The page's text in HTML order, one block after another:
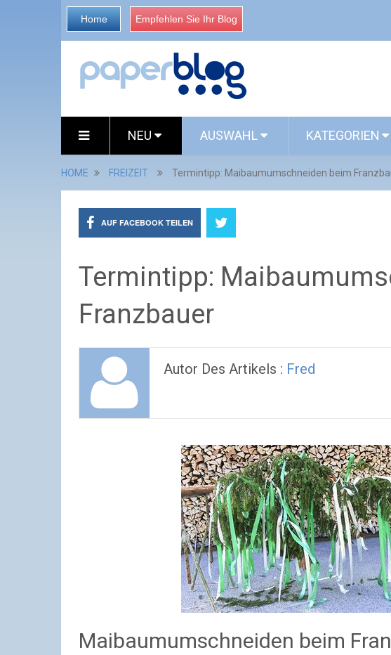
Home Empfehlen Sie Ihr Blog
NEU AUSWAHL KATEGORIEN
HOME FREIZEIT Termintipp: Maibaumumschneiden beim
AUF FACEBOOK TEILEN
Termintipp:
Franzbauer
Autor Des Artikels : Fred
Maibaumumschneiden beim